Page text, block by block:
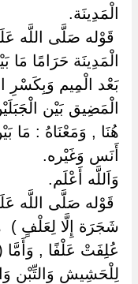
الْمَدِينَة.
‏قَوْله صَلَّى اللَّه
الْمَدِينَة حَرَامًا مَا
بَعْد الْمِيم وَبِكَسْرِ
الْمَضِيق بَيْن
هُنَا , وَمَعْنَاهُ : مَا
أَنَس وَغَيْره.
وَاَللَّه أَعْلَم.
‏قَوْله صَلَّى اللَّه
شَجَرَة إِلَّا لِعَلْفٍ )
عُلِفَتْ عَلْفًا , وَأَمَّا
لِلْحَشِيشِ وَالتِّبْن